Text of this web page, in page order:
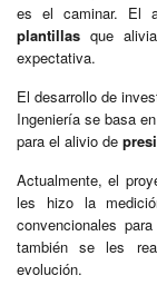
es el caminar. El
plantillas que
expectativa.
El desarrollo de
Ingeniería se basa
para el alivio de
Actualmente, el
les hizo la
convencionales
también se les
evolución.